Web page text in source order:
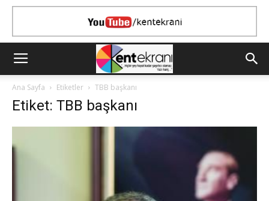
Ana Sayfa Etiketler TBB başkanı
Etiket: TBB başkanı